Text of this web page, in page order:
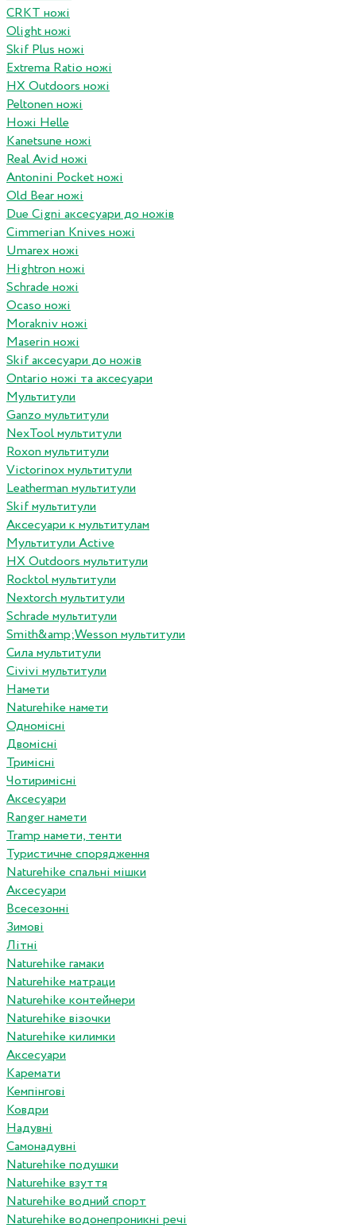
CRKT ножі
Olight ножі
Skif Plus ножі
Extrema Ratio ножі
HX Outdoors ножі
Peltonen ножі
Ножі Helle
Kanetsune ножі
Real Avid ножі
Antonini Pocket ножі
Old Bear ножі
Due Cigni аксесуари до ножів
Cimmerian Knives ножі
Umarex ножі
Hightron ножі
Schrade ножі
Ocaso ножі
Morakniv ножі
Maserin ножі
Skif аксесуари до ножів
Ontario ножі та аксесуари
Мультитули
Ganzo мультитули
NexTool мультитули
Roxon мультитули
Victorinox мультитули
Leatherman мультитули
Skif мультитули
Аксесуари к мультитулам
Мультитули Active
HX Outdoors мультитули
Rocktol мультитули
Nextorch мультитули
Schrade мультитули
Smith&amp;Wesson мультитули
Сила мультитули
Civivi мультитули
Намети
Naturehike намети
Одномісні
Двомісні
Тримісні
Чотиримісні
Аксесуари
Ranger намети
Tramp намети, тенти
Туристичне спорядження
Naturehike спальні мішки
Аксесуари
Всесезонні
Зимові
Літні
Naturehike гамаки
Naturehike матраци
Naturehike контейнери
Naturehike візочки
Naturehike килимки
Аксесуари
Каремати
Кемпінгові
Ковдри
Надувні
Самонадувні
Naturehike подушки
Naturehike взуття
Naturehike водний спорт
Naturehike водонепроникні речі